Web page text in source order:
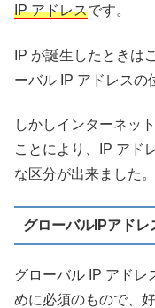
IP アドレスです。
IP が誕生したときは
ーバル IP アドレスの
しかしインターネッ
ことにより、IP アド
な区分が出来ました。
グローバルIPアドレ
グローバル IP アドレ
めに必須のもので、